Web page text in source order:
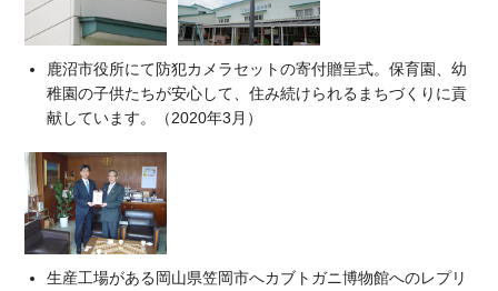
鹿沼市役所にて防犯カメラセットの寄付贈呈式。保育園、幼
稚園の子供たちが安心して、住み続けられるまちづくりに貢
献しています。（2020年3月）
生産工場がある岡山県笠岡市へカブトガニ博物館へのレプリ